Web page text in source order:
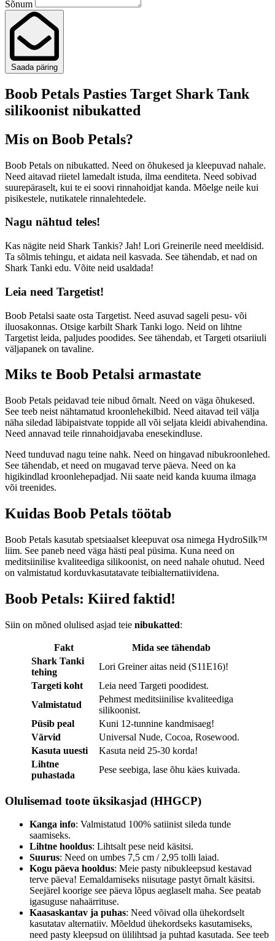
Sõnum
Saada päring
Boob Petals Pasties Target Shark Tank
silikoonist nibukatted
Mis on Boob Petals?
Boob Petals on nibukatted. Need on õhukesed ja kleepuvad nahale.
Need aitavad riietel lamedalt istuda, ilma eenditeta. Need sobivad
suurepäraselt, kui te ei soovi rinnahoidjat kanda. Mõelge neile kui
pisikestele, nutikatele rinnalehtedele.
Nagu nähtud teles!
Kas nägite neid Shark Tankis? Jah! Lori Greinerile need meeldisid.
Ta sõlmis tehingu, et aidata neil kasvada. See tähendab, et nad on
Shark Tanki edu. Võite neid usaldada!
Leia need Targetist!
Boob Petalsi saate osta Targetist. Need asuvad sageli pesu- või
iluosakonnas. Otsige karbilt Shark Tanki logo. Neid on lihtne
Targetist leida, paljudes poodides. See tähendab, et Targeti otsariiuli
väljapanek on tavaline.
Miks te Boob Petalsi armastate
Boob Petals peidavad teie nibud õrnalt. Need on väga õhukesed.
See teeb neist nähtamatud kroonlehekilbid. Need aitavad teil välja
näha siledad läbipaistvate toppide all või seljata kleidi abivahendina.
Need annavad teile rinnahoidjavaba enesekindluse.
Need tunduvad nagu teine nahk. Need on hingavad nibukroonlehed.
See tähendab, et need on mugavad terve päeva. Need on ka
higikindlad kroonlehepadjad. Nii saate neid kanda kuuma ilmaga
või treenides.
Kuidas Boob Petals töötab
Boob Petals kasutab spetsiaalset kleepuvat osa nimega HydroSilk™
liim. See paneb need väga hästi peal püsima. Kuna need on
meditsiinilise kvaliteediga silikoonist, on need nahale ohutud. Need
on valmistatud korduvkasutatavate teibialternatiividena.
Boob Petals: Kiired faktid!
Siin on mõned olulised asjad teie nibukatted:
Fakt
Mida see tähendab
Shark Tanki
tehing
Lori Greiner aitas neid (S11E16)!
Targeti koht
Leia need Targeti poodidest.
Valmistatud
Pehmest meditsiinilise kvaliteediga
silikoonist.
Püsib peal
Kuni 12-tunnine kandmisaeg!
Värvid
Universal Nude, Cocoa, Rosewood.
Kasuta uuesti
Kasuta neid 25-30 korda!
Lihtne
puhastada
Pese seebiga, lase õhu käes kuivada.
Olulisemad toote üksikasjad (HHGCP)
Kanga info: Valmistatud 100% satiinist sileda tunde
saamiseks.
Lihtne hooldus: Lihtsalt pese neid käsitsi.
Suurus: Need on umbes 7,5 cm / 2,95 tolli laiad.
Kogu päeva hooldus: Meie pasty nibukleepsud kestavad
terve päeva! Eemaldamiseks niisutage pastyt õrnalt käsitsi.
Seejärel koorige see päeva lõpus aeglaselt maha. See peatab
igasuguse nahaärrituse.
Kaasaskantav ja puhas: Need võivad olla ühekordselt
kasutatav alternatiiv. Mõeldud ühekordseks kasutamiseks,
need pasty kleepsud on ülilihtsad ja puhtad kasutada. See teeb